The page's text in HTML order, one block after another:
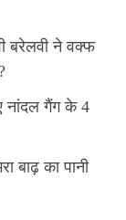
बरेलवी ने वक्फ
नांदल गैंग के 4
बाढ़ का पानी